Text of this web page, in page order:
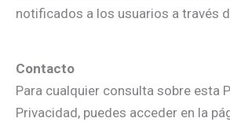
notificados a los usuarios a través
Contacto
Para cualquier consulta sobre esta
Privacidad, puedes acceder en la